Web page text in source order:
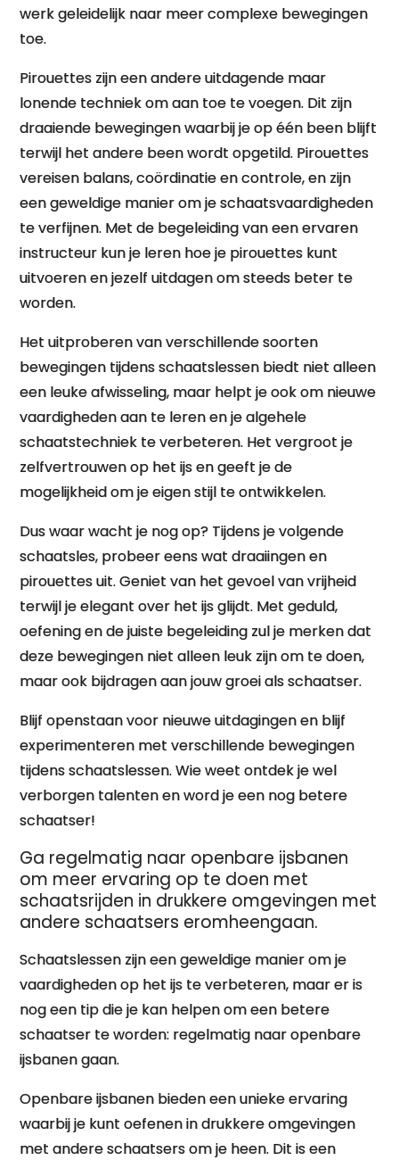
werk geleidelijk naar meer complexe bewegingen
toe.
Pirouettes zijn een andere uitdagende maar
lonende techniek om aan toe te voegen. Dit zijn
draaiende bewegingen waarbij je op één been blijft
terwijl het andere been wordt opgetild. Pirouettes
vereisen balans, coördinatie en controle, en zijn
een geweldige manier om je schaatsvaardigheden
te verfijnen. Met de begeleiding van een ervaren
instructeur kun je leren hoe je pirouettes kunt
uitvoeren en jezelf uitdagen om steeds beter te
worden.
Het uitproberen van verschillende soorten
bewegingen tijdens schaatslessen biedt niet alleen
een leuke afwisseling, maar helpt je ook om nieuwe
vaardigheden aan te leren en je algehele
schaatstechniek te verbeteren. Het vergroot je
zelfvertrouwen op het ijs en geeft je de
mogelijkheid om je eigen stijl te ontwikkelen.
Dus waar wacht je nog op? Tijdens je volgende
schaatsles, probeer eens wat draaiingen en
pirouettes uit. Geniet van het gevoel van vrijheid
terwijl je elegant over het ijs glijdt. Met geduld,
oefening en de juiste begeleiding zul je merken dat
deze bewegingen niet alleen leuk zijn om te doen,
maar ook bijdragen aan jouw groei als schaatser.
Blijf openstaan voor nieuwe uitdagingen en blijf
experimenteren met verschillende bewegingen
tijdens schaatslessen. Wie weet ontdek je wel
verborgen talenten en word je een nog betere
schaatser!
Ga regelmatig naar openbare ijsbanen
om meer ervaring op te doen met
schaatsrijden in drukkere omgevingen met
andere schaatsers eromheengaan.
Schaatslessen zijn een geweldige manier om je
vaardigheden op het ijs te verbeteren, maar er is
nog een tip die je kan helpen om een betere
schaatser te worden: regelmatig naar openbare
ijsbanen gaan.
Openbare ijsbanen bieden een unieke ervaring
waarbij je kunt oefenen in drukkere omgevingen
met andere schaatsers om je heen. Dit is een